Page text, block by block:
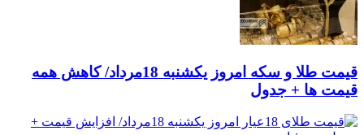
قیمت طلا و سکه امروز یکشنبه 18مرداد/ کاهش همه
قیمت ها + جدول